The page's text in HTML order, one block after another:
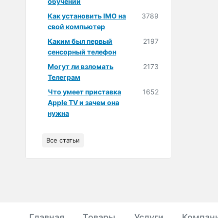
Как установить IMO на
свой компьютер
3789
Каким был первый
сенсорный телефон
2197
Могут ли взломать
Телеграм
2173
Что умеет приставка
Apple TV и зачем она
нужна
1652
Все статьи